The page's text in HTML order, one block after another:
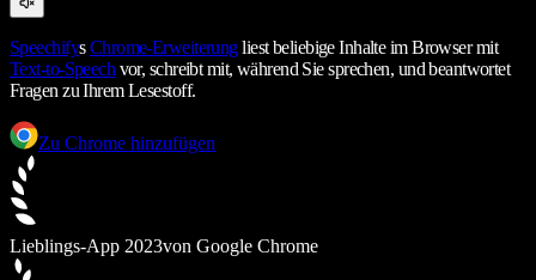
SpeechifysChrome-Erweiterungliest beliebige Inhalte im Browser mit
Text-to-Speech vor, schreibt mit, während Sie sprechen, und beantwortet
Fragen zu Ihrem Lesestoff.
Zu Chrome hinzufügen
Lieblings-App 2023von Google Chrome